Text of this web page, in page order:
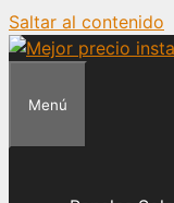
Saltar al contenido
Menú